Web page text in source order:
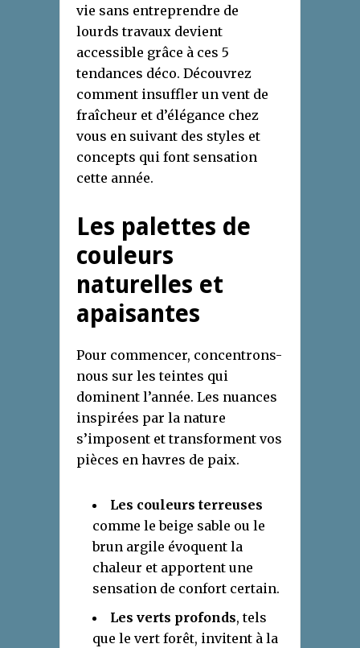
vie sans entreprendre de
lourds travaux devient
accessible grâce à ces 5
tendances déco. Découvrez
comment insuffler un vent de
fraîcheur et d’élégance chez
vous en suivant des styles et
concepts qui font sensation
cette année.
Les palettes de
couleurs
naturelles et
apaisantes
Pour commencer, concentrons-
nous sur les teintes qui
dominent l’année. Les nuances
inspirées par la nature
s’imposent et transforment vos
pièces en havres de paix.
Les couleurs terreuses
comme le beige sable ou le
brun argile évoquent la
chaleur et apportent une
sensation de confort certain.
Les verts profonds, tels
que le vert forêt, invitent à la